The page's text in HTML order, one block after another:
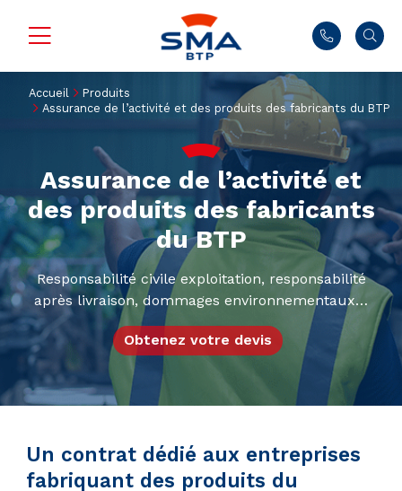
Accueil
Produits
Assurance de l’activité et des produits des fabricants du BTP
Assurance de l’activité et
des produits des fabricants
du BTP
Responsabilité civile exploitation, responsabilité
après livraison, dommages environnementaux…
Obtenez votre devis
Un contrat dédié aux entreprises
fabriquant des produits du